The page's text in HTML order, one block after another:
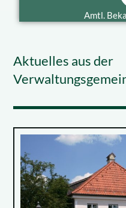
Amtl.
Aktuelles aus der